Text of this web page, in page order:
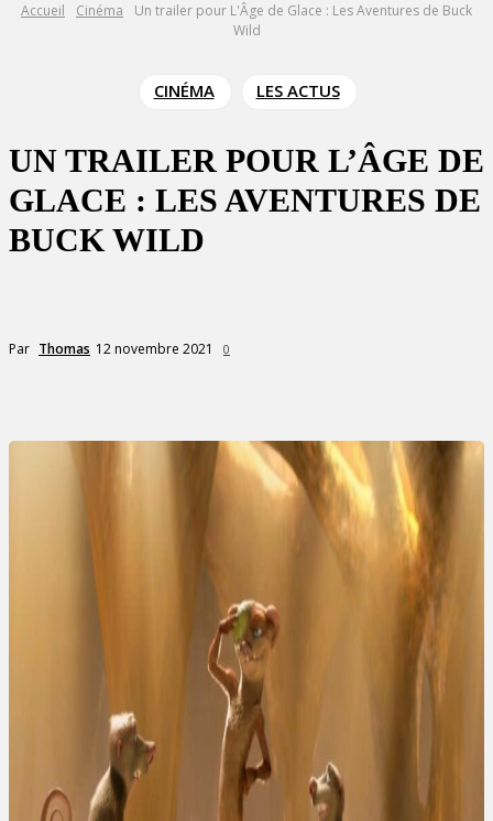
Accueil Cinéma
Un trailer pour L'Âge de Glace : Les Aventures de Buck
Wild
CINÉMA LES ACTUS
UN TRAILER POUR L’ÂGE DE
GLACE : LES AVENTURES DE
BUCK WILD
Par Thomas 12 novembre 2021 0